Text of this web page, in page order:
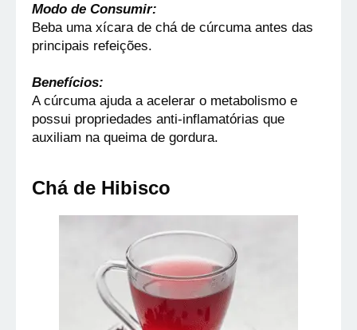
Modo de Consumir:
Beba uma xícara de chá de cúrcuma antes das
principais refeições.
Benefícios:
A cúrcuma ajuda a acelerar o metabolismo e
possui propriedades anti-inflamatórias que
auxiliam na queima de gordura.
Chá de Hibisco